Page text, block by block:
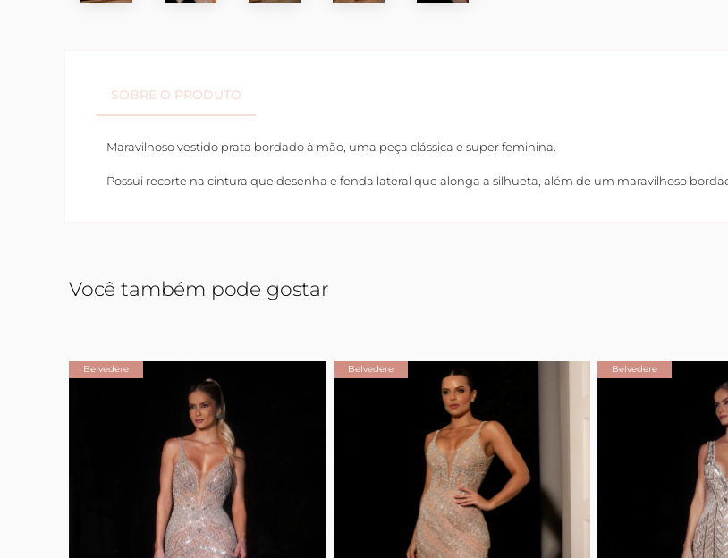
SOBRE O PRODUTO
Maravilhoso vestido prata bordado à mão, uma peça clássica e super feminina.
Possui recorte na cintura que desenha e fenda lateral que alonga a silhueta, além de um maravilhoso
Você também pode gostar
Belvedere Belvedere Belvedere